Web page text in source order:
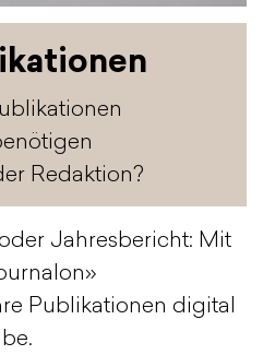
Redaktion?
Jahresbericht: Mit
Publikationen digital